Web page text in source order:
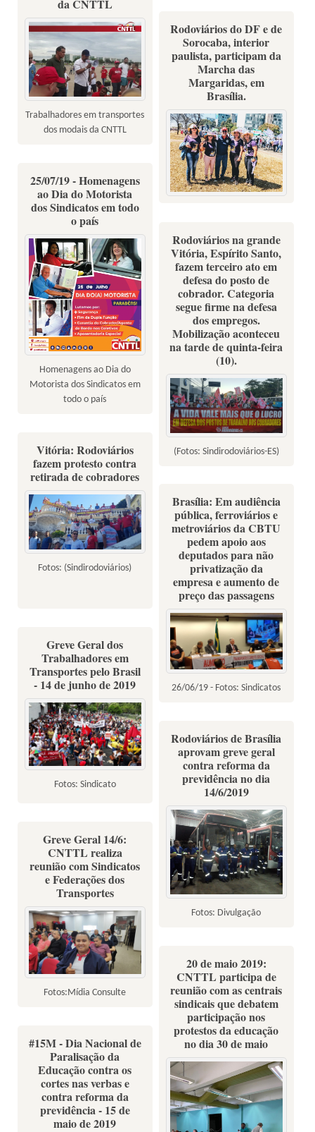
da CNTTL
Trabalhadores em transportes
dos modais da CNTTL
Rodoviários do DF e de
Sorocaba, interior
paulista, participam da
Marcha das
Margaridas, em
Brasília.
25/07/19 - Homenagens
ao Dia do Motorista
dos Sindicatos em todo
o país
Homenagens ao Dia do
Motorista dos Sindicatos em
todo o país
Rodoviários na grande
Vitória, Espírito Santo,
fazem terceiro ato em
defesa do posto de
cobrador. Categoria
segue firme na defesa
dos empregos.
Mobilização aconteceu
na tarde de quinta-feira
(10).
(Fotos: Sindirodoviários-ES)
Vitória: Rodoviários
fazem protesto contra
retirada de cobradores
Fotos: (Sindirodoviários)
Brasília: Em audiência
pública, ferroviários e
metroviários da CBTU
pedem apoio aos
deputados para não
privatização da
empresa e aumento de
preço das passagens
26/06/19 - Fotos: Sindicatos
Greve Geral dos
Trabalhadores em
Transportes pelo Brasil
- 14 de junho de 2019
Fotos: Sindicato
Rodoviários de Brasília
aprovam greve geral
contra reforma da
previdência no dia
14/6/2019
Fotos: Divulgação
Greve Geral 14/6:
CNTTL realiza
reunião com Sindicatos
e Federações dos
Transportes
Fotos:Mídia Consulte
20 de maio 2019:
CNTTL participa de
reunião com as centrais
sindicais que debatem
participação nos
protestos da educação
no dia 30 de maio
#15M - Dia Nacional de
Paralisação da
Educação contra os
cortes nas verbas e
contra reforma da
previdência - 15 de
maio de 2019